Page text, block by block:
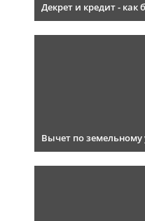
Декрет и кредит - как
Вычет по земельному